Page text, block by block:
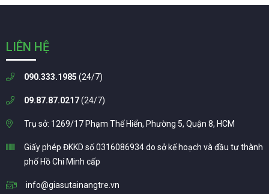
LIÊN HỆ
090.333.1985 (24/7)
09.87.87.0217(24/7)
Trụ sở: 1269/17 Phạm Thế Hiển, Phường 5, Quận 8, HCM
Giấy phép ĐKKD số 0316086934 do sở kế hoạch và đầu tư thành
phố Hồ Chí Minh cấp
info@giasutainangtre.vn